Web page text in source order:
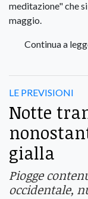
meditazione" che
maggio.
Continua a
LE PREVISIONI
Notte
gialla
Piogge
occidentale,